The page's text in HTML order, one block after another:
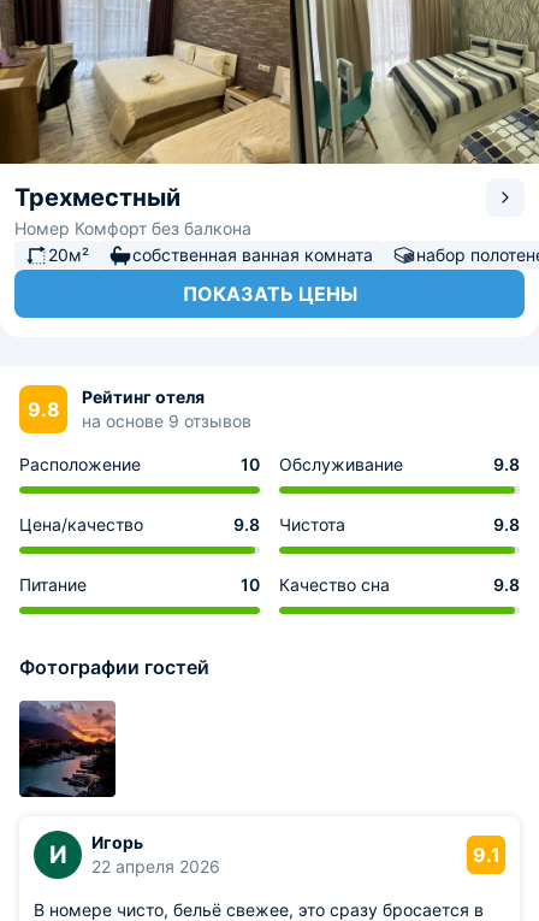
Трехместный
Номер Комфорт без балкона
20м²
собственная ванная комната набор
ПОКАЗАТЬ ЦЕНЫ
9.8
Рейтинг отеля
на основе 9 отзывов
Расположение 10 Обслуживание 9.8
Цена/качество 9.8 Чистота 9.8
Питание 10 Качество сна 9.8
Фотографии гостей
И
Игорь
22 апреля 2026
9.1
В номере чисто, бельё свежее, это сразу бросается в